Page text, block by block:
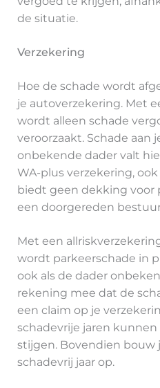
de situatie.
Verzekering
Hoe de schade wordt
je autoverzekering. Met
wordt alleen schade
veroorzaakt. Schade aan
onbekende dader valt
WA-plus verzekering,
biedt geen dekking voor
een doorgereden
Met een
wordt parkeerschade in
ook als de dader
rekening mee dat de
een claim op je
schadevrije jaren
stijgen. Bovendien bouw
schadevrij jaar op.